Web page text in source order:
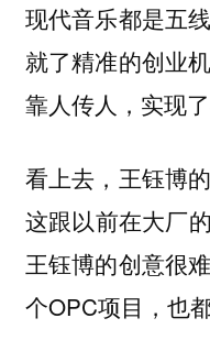
现代音乐都是五
就了精准的创业
靠人传人，实现了
看上去，王钰博
这跟以前在大厂
王钰博的创意很
个OPC项目，也